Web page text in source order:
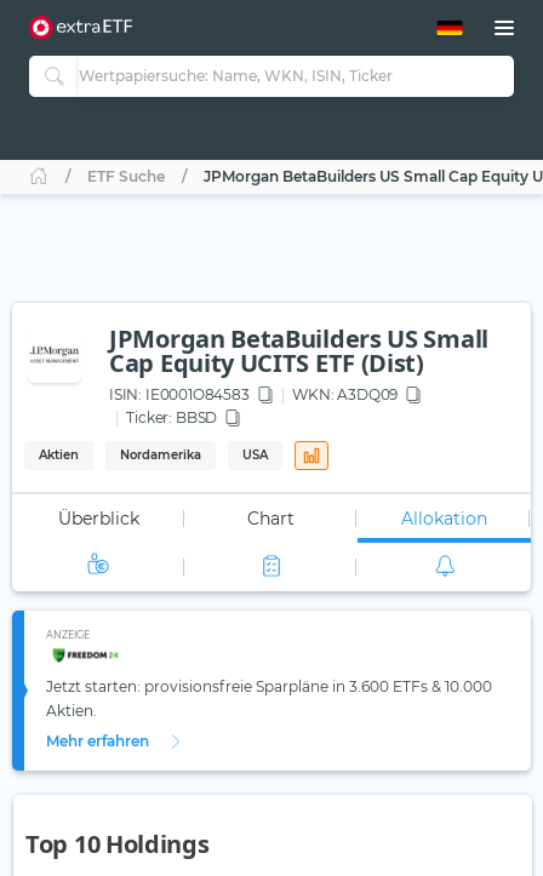
ETF-Guide 2.0
Guide Aktive ETFs
ETF-Sparpläne
ETF Suche JPMorgan BetaBuilders US Small Cap Equity
JPMorgan BetaBuilders US Small
Cap Equity UCITS ETF (Dist)
ISIN: IE0001O84583 WKN: A3DQ09
Ticker: BBSD
Aktien Nordamerika USA
Überblick Chart Allokation
ANZEIGE
Jetzt starten: provisionsfreie Sparpläne in 3.600 ETFs & 10.000
Aktien.
Mehr erfahren
Top 10 Holdings